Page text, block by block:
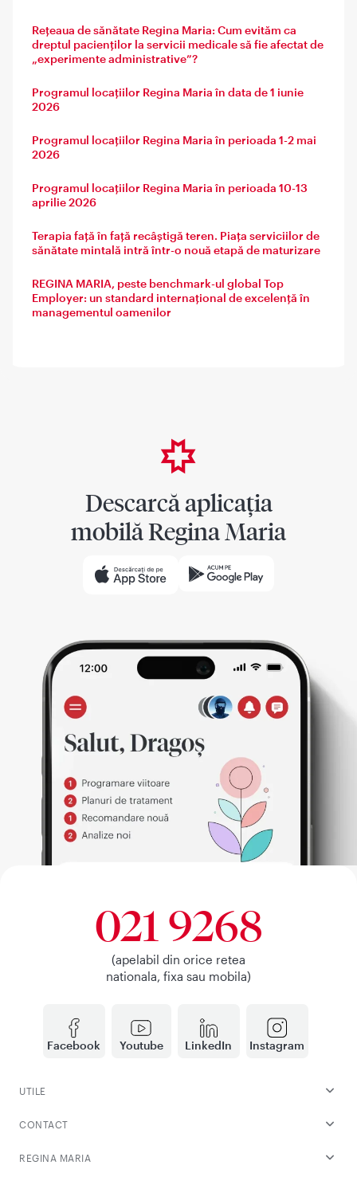
Rețeaua de sănătate Regina Maria: Cum evităm ca
dreptul pacienților la servicii medicale să fie afectat de
„experimente administrative”?
Programul locațiilor Regina Maria în data de 1 iunie
2026
Programul locațiilor Regina Maria în perioada 1-2 mai
2026
Programul locațiilor Regina Maria în perioada 10-13
aprilie 2026
Terapia față în față recâștigă teren. Piața serviciilor de
sănătate mintală intră într-o nouă etapă de maturizare
REGINA MARIA, peste benchmark-ul global Top
Employer: un standard internațional de excelență în
managementul oamenilor
Descarcă aplicația
mobilă Regina Maria
Facebook Youtube LinkedIn Instagram
021 9268
(apelabil din orice retea
nationala, fixa sau mobila)
UTILE
CONTACT
REGINA MARIA